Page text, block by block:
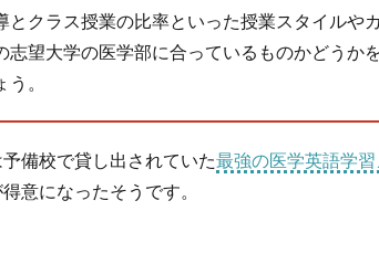
とクラス授業の比率といった授業スタイルや
志望大学の医学部に合っているものかどうか
。
備校で貸し出されていた最強の医学英語学習
意になったそうです。